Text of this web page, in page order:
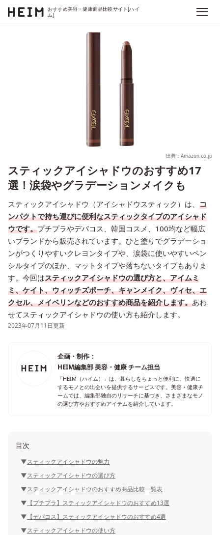
おすすめ美容・健康商品比較サイト[ハイ
ム]
出典：Amazon.co.jp
スティックアイシャドウのおすすめ17
選！涙袋やグラデーションメイクも
スティックアイシャドウ（アイシャドウスティック）は、 コ
ンパクトで持ち運びに便利なスティックタイプのアイシャド
ウです。プチプラやデパコス、韓国コスメ、100均など幅広
いブランドから販売されています。ひと塗りでグラデーショ
ンがつくりやすいクレヨンタイプや、涙袋に使いやすいペン
シルタイプのほか、マットタイプや落ちないタイプもありま
す。今回はスティックアイシャドウの選び方と、アイムミ
ミ、ケイト、ウィッチズポーチ、キャンメイク、ヴィセ、エ
クセル、メイベリンなどのおすすめ商品を紹介します。あわ
せてスティックアイシャドウの使い方も紹介します。
2023年07月11日更新
企画・制作：
HEIM編集部 美容・健康 チーム担当
「HEIM（ハイム）」は、暮らしをちょっと便利に、快適に
するモノとの出会いを提供するサービスです。美容・健康チ
ームでは、編集部独自のリサーチに基づき、さまざまなモノ
の選び方やおすすめアイテムを紹介しています。
目次
スティックアイシャドウの魅力
スティックアイシャドウの選び方
スティックアイシャドウのおすすめ商品比較一覧表
【プチプラ】スティックアイシャドウのおすすめ13選
【デパコス】スティックアイシャドウのおすすめ4選
スティックアイシャドウの使い方